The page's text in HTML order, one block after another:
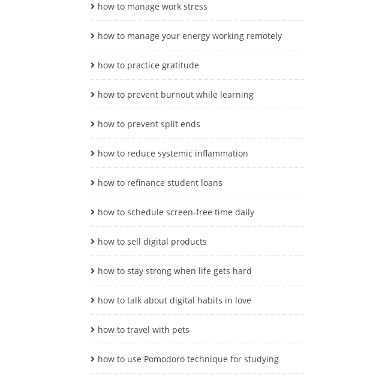
how to manage work stress
how to manage your energy working remotely
how to practice gratitude
how to prevent burnout while learning
how to prevent split ends
how to reduce systemic inflammation
how to refinance student loans
how to schedule screen-free time daily
how to sell digital products
how to stay strong when life gets hard
how to talk about digital habits in love
how to travel with pets
how to use Pomodoro technique for studying